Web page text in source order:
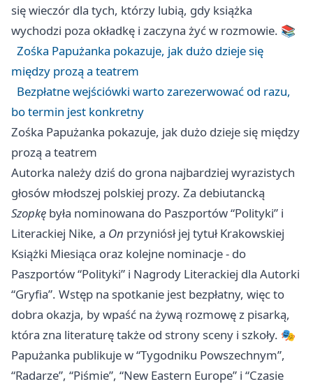
się wieczór dla tych, którzy lubią, gdy książka
wychodzi poza okładkę i zaczyna żyć w rozmowie. 📚
Zośka Papużanka pokazuje, jak dużo dzieje się
między prozą a teatrem
Bezpłatne wejściówki warto zarezerwować od razu,
bo termin jest konkretny
Zośka Papużanka pokazuje, jak dużo dzieje się między
prozą a teatrem
Autorka należy dziś do grona najbardziej wyrazistych
głosów młodszej polskiej prozy. Za debiutancką
Szopkę była nominowana do Paszportów “Polityki” i
Literackiej Nike, a On przyniósł jej tytuł Krakowskiej
Książki Miesiąca oraz kolejne nominacje - do
Paszportów “Polityki” i Nagrody Literackiej dla Autorki
“Gryfia”. Wstęp na spotkanie jest bezpłatny, więc to
dobra okazja, by wpaść na żywą rozmowę z pisarką,
która zna literaturę także od strony sceny i szkoły. 🎭
Papużanka publikuje w “Tygodniku Powszechnym”,
“Radarze”, “Piśmie”, “New Eastern Europe” i “Czasie